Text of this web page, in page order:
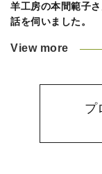
羊工房の本間範子
話を伺いました。
View more
プ